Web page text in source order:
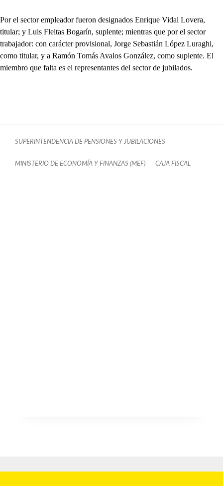
Por el sector empleador fueron designados Enrique Vidal Lovera,
titular; y Luis Fleitas Bogarín, suplente; mientras que por el sector
trabajador: con carácter provisional, Jorge Sebastián López Luraghi,
como titular, y a Ramón Tomás Avalos González, como suplente. El
miembro que falta es el representantes del sector de jubilados.
SUPERINTENDENCIA DE PENSIONES Y JUBILACIONES
MINISTERIO DE ECONOMÍA Y FINANZAS (MEF) CAJA FISCAL